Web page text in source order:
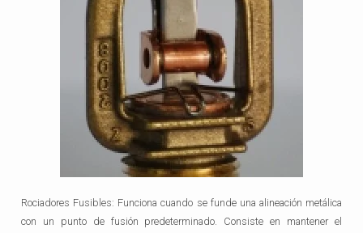
Rociadores Fusibles: Funciona cuando se funde una alineación metálica
con un punto de fusión predeterminado. Consiste en mantener el